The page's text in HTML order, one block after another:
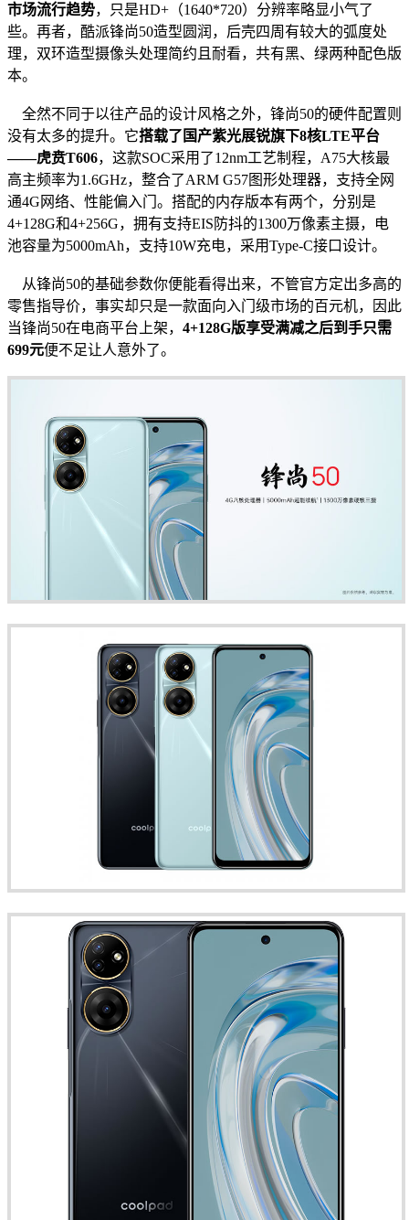
市场流行趋势，只是HD+（1640*720）分辨率略显小气了
些。再者，酷派锋尚50造型圆润，后壳四周有较大的弧度处
理，双环造型摄像头处理简约且耐看，共有黑、绿两种配色版
本。
全然不同于以往产品的设计风格之外，锋尚50的硬件配置则
没有太多的提升。它搭载了国产紫光展锐旗下8核LTE平台
——虎贲T606，这款SOC采用了12nm工艺制程，A75大核最
高主频率为1.6GHz，整合了ARM G57图形处理器，支持全网
通4G网络、性能偏入门。搭配的内存版本有两个，分别是
4+128G和4+256G，拥有支持EIS防抖的1300万像素主摄，电
池容量为5000mAh，支持10W充电，采用Type-C接口设计。
从锋尚50的基础参数你便能看得出来，不管官方定出多高的
零售指导价，事实却只是一款面向入门级市场的百元机，因此
当锋尚50在电商平台上架， 4+128G版享受满减之后到手只需
699元便不足让人意外了。